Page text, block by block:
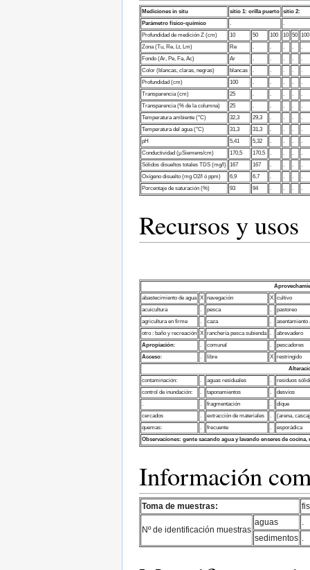
Mediciones in situ sitio 1: orilla puerto sitio 2:
Parámetro fisico-químico
Profundidad de medición Z (cm)
10 50 100 10 50 100
Zona (Tu, Re, Lt, Lm)
Re
Fondo (Ar, Pe, Fa, Ac)
Ar
Color (blancas, claras, negras)
blancas
Profundidad (cm)
100
Transparencia (cm)
25
Transparencia (% de la columna)
25
Temperatura ambiente (°C)
32,3 29,3
Temperatura del agua (°C)
31,3 31,3
pH
5,41 5,32
Conductividad (µSiemens/cm)
170,5 170,5
Sólidos disueltos totales TDS (mg/l) 167 167
Oxígeno disuelto (mg O2/l ó ppm)
6,9 6,7
Porcentaje de saturación (%)
93 94
Recursos y usos
abastecimiento de agua X navegación X cultivo
acuicultura
. pesca .
pastoreo
agricultura en firme
. caza .
asentamiento
otro : baño y recreación X ranchería pesca subienda .
abrevadero
Apropiación: . comunal .
pescadores
Acceso: . libre X restringido
contaminación:
. aguas residuales .
residuos
control de inundación:
. taponamientos .
desvíos
.
. fragmentación .
dique
cercados
. extracción de materiales .
(arena,
quemas:
. frecuente .
esporádica
Observaciones: gente sacando agua y lavando enseres de
Información
Toma de muestras:
Nº de identificación muestras
aguas
sedimentos